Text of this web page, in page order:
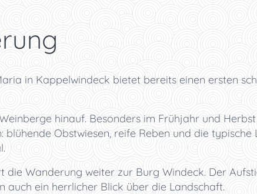
in Kappelwindeck bietet bereits einen ersten
hinauf. Besonders im Frühjahr und
Obstwiesen, reife Reben und die
Wanderung weiter zur Burg Windeck. Der
auch ein herrlicher Blick über die Landschaft.